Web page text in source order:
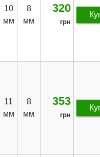
10
мм
8
мм
320
грн
11
мм
8
мм
353
грн